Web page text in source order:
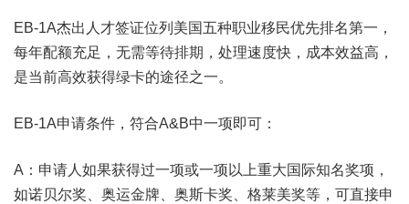
EB-1A杰出人才签证位列美国五种职业移民优先排名第一，
每年配额充足，无需等待排期，处理速度快，成本效益高，
是当前高效获得绿卡的途径之一。
EB-1A申请条件，符合A&B中一项即可：
A：申请人如果获得过一项或一项以上重大国际知名奖项，
如诺贝尔奖、奥运金牌、奥斯卡奖、格莱美奖等，可直接申